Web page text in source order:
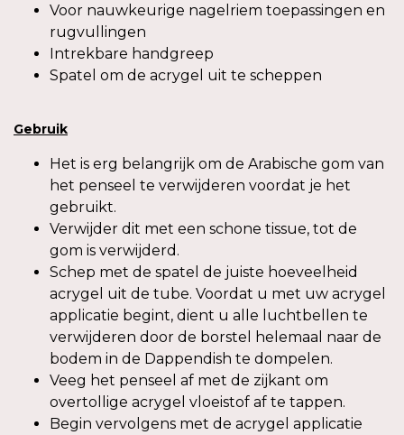
Voor nauwkeurige nagelriem toepassingen en
rugvullingen
Intrekbare handgreep
Spatel om de acrygel uit te scheppen
Gebruik
Het is erg belangrijk om de Arabische gom van
het penseel te verwijderen voordat je het
gebruikt.
Verwijder dit met een schone tissue, tot de
gom is verwijderd.
Schep met de spatel de juiste hoeveelheid
acrygel uit de tube. Voordat u met uw acrygel
applicatie begint, dient u alle luchtbellen te
verwijderen door de borstel helemaal naar de
bodem in de Dappendish te dompelen.
Veeg het penseel af met de zijkant om
overtollige acrygel vloeistof af te tappen.
Begin vervolgens met de acrygel applicatie